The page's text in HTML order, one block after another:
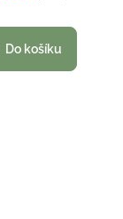
Do košíku